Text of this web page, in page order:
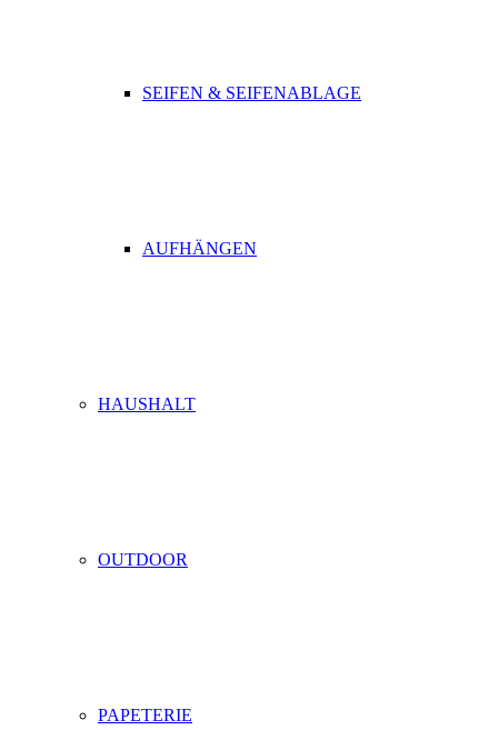
SEIFEN & SEIFENABLAGE
AUFHÄNGEN
HAUSHALT
OUTDOOR
PAPETERIE